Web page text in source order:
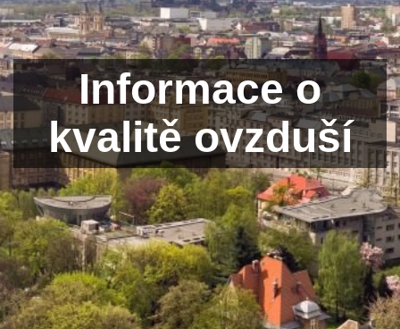
Informace o
kvalitě ovzduší